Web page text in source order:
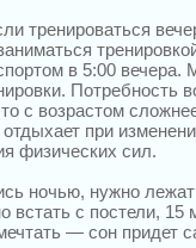
тренироваться
в 5:00 вечера.
Потребность
с возрастом
при
физических сил.
ночью, нужно
встать с постели, 15
— сон придет